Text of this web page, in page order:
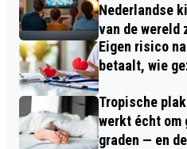
Nederlandse
van de wereld
Eigen risico
betaalt, wie
Tropische
werkt écht om
graden — en